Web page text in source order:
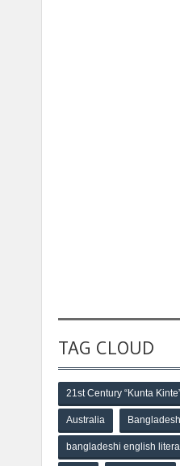
TAG CLOUD
21st Century “Kunta
Australia
bangladeshi english